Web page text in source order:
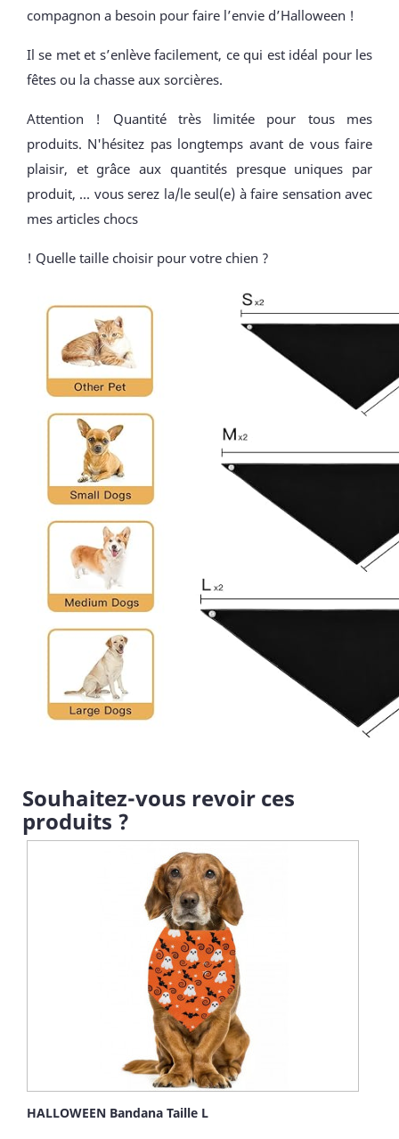
compagnon a besoin pour faire l’envie d’Halloween !
Il se met et s’enlève facilement, ce qui est idéal pour les
fêtes ou la chasse aux sorcières.
Attention ! Quantité très limitée pour tous mes
produits. N'hésitez pas longtemps avant de vous faire
plaisir, et grâce aux quantités presque uniques par
produit, ... vous serez la/le seul(e) à faire sensation avec
mes articles chocs
! Quelle taille choisir pour votre chien ?
Souhaitez-vous revoir ces
produits ?
HALLOWEEN Bandana Taille L